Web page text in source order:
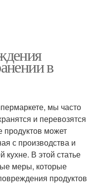
в
мы часто
и перевозятся
может
с производства и
В этой статье
меры, которые
продуктов